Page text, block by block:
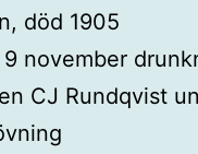
död 1905
november
CJ Rundqvist